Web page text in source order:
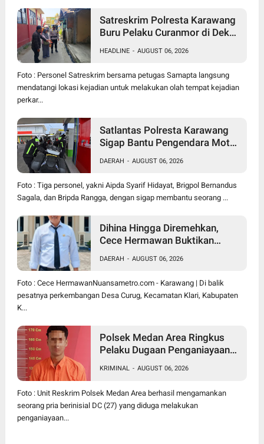
Satreskrim Polresta Karawang
Buru Pelaku Curanmor di Dekat
HEADLINE - AUGUST 06, 2026
Foto : Personel Satreskrim bersama petugas Samapta langsung
mendatangi lokasi kejadian untuk melakukan olah tempat kejadian
perkar...
Satlantas Polresta Karawang
Sigap Bantu Pengendara Motor
Apresiasi
DAERAH - AUGUST 06, 2026
Foto : Tiga personel, yakni Aipda Syarif Hidayat, Brigpol Bernandus
Sagala, dan Bripda Rangga, dengan sigap membantu seorang ...
Dihina Hingga Diremehkan,
Cece Hermawan Buktikan
Bangun Desa Curug
DAERAH - AUGUST 06, 2026
Foto : Cece HermawanNuansametro.com - Karawang | Di balik
pesatnya perkembangan Desa Curug, Kecamatan Klari, Kabupaten
K...
Polsek Medan Area Ringkus
Pelaku Dugaan Penganiayaan
Denai, Korban Alami Luka
Memar
KRIMINAL - AUGUST 06, 2026
Foto : Unit Reskrim Polsek Medan Area berhasil mengamankan
seorang pria berinisial DC (27) yang diduga melakukan
penganiayaan...